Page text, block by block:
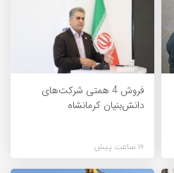
فروش 4 همتی شرکت‌های
دانش‌بنیان کرمانشاه
16 ساعت پیش